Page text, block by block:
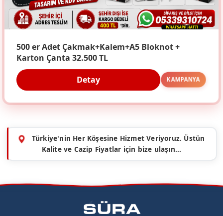
500 er Adet Çakmak+Kalem+A5 Bloknot +
Karton Çanta 32.500 TL
Detay KAMPANYA
Türkiye'nin Her Köşesine Hizmet Veriyoruz. Üstün
Kalite ve Cazip Fiyatlar için bize ulaşın...